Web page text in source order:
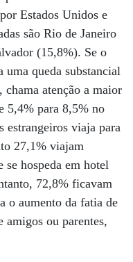
Estados Unidos e
são Rio de Janeiro
(15,8%). Se o
queda substancial
atenção a maior
5,4% para 8,5% no
estrangeiros viaja para
27,1% viajam
se hospeda em hotel
72,8% ficavam
o aumento da fatia de
amigos ou parentes,